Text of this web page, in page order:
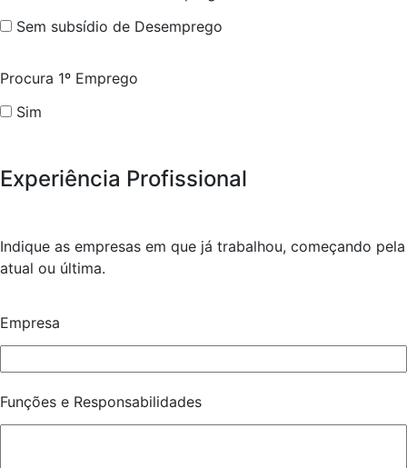
Sem subsídio de Desemprego
Procura 1º Emprego
Sim
Experiência Profissional
Indique as empresas em que já trabalhou, começando pela
atual ou última.
Empresa
Funções e Responsabilidades